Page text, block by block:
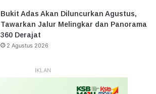
Bukit Adas Akan Diluncurkan Agustus,
Tawarkan Jalur Melingkar dan Panorama
360 Derajat
2 Agustus 2026
IKLAN